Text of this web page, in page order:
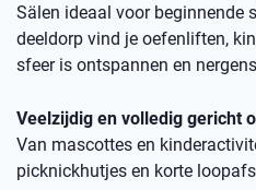
Sälen ideaal voor beginnende
deeldorp vind je oefenliften,
sfeer is ontspannen en
Veelzijdig en volledig gericht
Van mascottes en
picknickhutjes en korte